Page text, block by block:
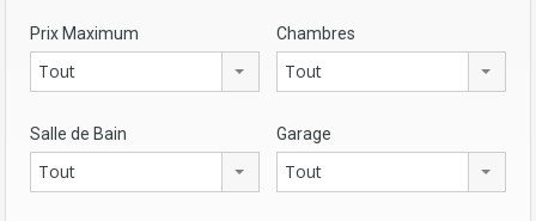
Prix Maximum
Tout
Chambres
Tout
Salle de Bain
Tout
Garage
Tout